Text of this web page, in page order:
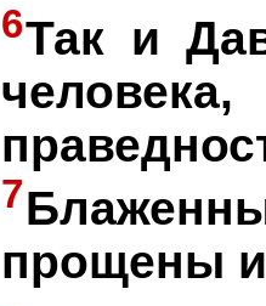
6Так и
7
прощены